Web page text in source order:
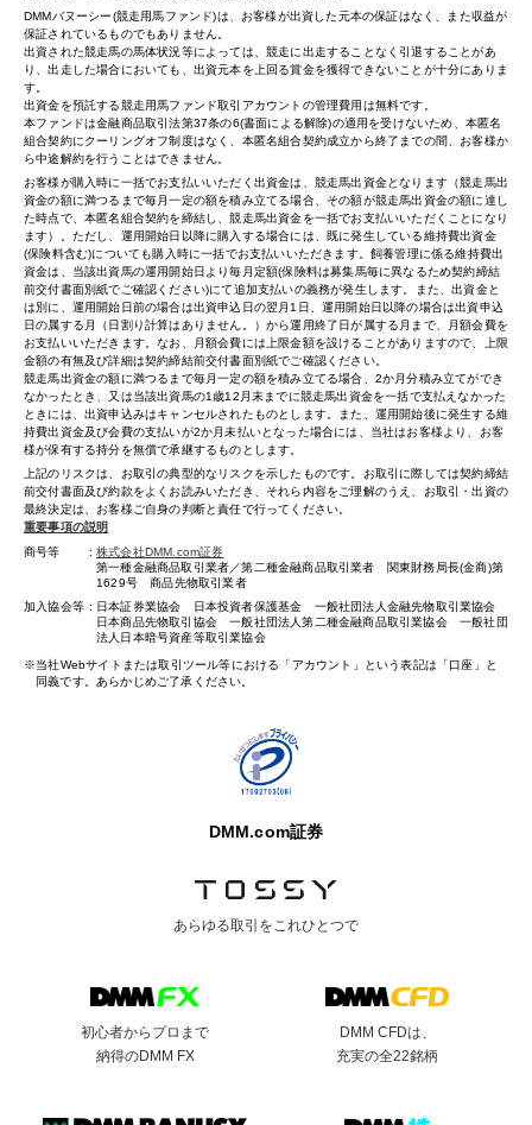
DMMバヌーシー(競走用馬ファンド)は、お客様が出資した元本の保証はなく、また収益が
保証されているものでもありません。
出資された競走馬の馬体状況等によっては、競走に出走することなく引退することがあ
り、出走した場合においても、出資元本を上回る賞金を獲得できないことが十分にありま
す。
出資金を預託する競走用馬ファンド取引アカウントの管理費用は無料です。
本ファンドは金融商品取引法第37条の6(書面による解除)の適用を受けないため、本匿名
組合契約にクーリングオフ制度はなく、本匿名組合契約成立から終了までの間、お客様か
ら中途解約を行うことはできません。
お客様が購入時に一括でお支払いいただく出資金は、競走馬出資金となります（競走馬出
資金の額に満つるまで毎月一定の額を積み立てる場合、その額が競走馬出資金の額に達し
た時点で、本匿名組合契約を締結し、競走馬出資金を一括でお支払いいただくことになり
ます）。ただし、運用開始日以降に購入する場合には、既に発生している維持費出資金
(保険料含む)についても購入時に一括でお支払いいただきます。飼養管理に係る維持費出
資金は、当該出資馬の運用開始日より毎月定額(保険料は募集馬毎に異なるため契約締結
前交付書面別紙でご確認ください)にて追加支払いの義務が発生します。また、出資金と
は別に、運用開始日前の場合は出資申込日の翌月1日、運用開始日以降の場合は出資申込
日の属する月（日割り計算はありません。）から運用終了日が属する月まで、月額会費を
お支払いいただきます。なお、月額会費には上限金額を設けることがありますので、上限
金額の有無及び詳細は契約締結前交付書面別紙でご確認ください。
競走馬出資金の額に満つるまで毎月一定の額を積み立てる場合、2か月分積み立てができ
なかったとき、又は当該出資馬の1歳12月末までに競走馬出資金を一括で支払えなかった
ときには、出資申込みはキャンセルされたものとします。また、運用開始後に発生する維
持費出資金及び会費の支払いが2か月未払いとなった場合には、当社はお客様より、お客
様が保有する持分を無償で承継するものとします。
上記のリスクは、お取引の典型的なリスクを示したものです。お取引に際しては契約締結
前交付書面及び約款をよくお読みいただき、それら内容をご理解のうえ、お取引・出資の
最終決定は、お客様ご自身の判断と責任で行ってください。
重要事項の説明
商号等
株式会社DMM.com証券
第一種金融商品取引業者／第二種金融商品取引業者 関東財務局長(金商)第
1629号 商品先物取引業者
加入協会等
日本証券業協会 日本投資者保護基金 一般社団法人金融先物取引業協会
日本商品先物取引協会 一般社団法人第二種金融商品取引業協会 一般社団
法人日本暗号資産等取引業協会
当社Webサイトまたは取引ツール等における「アカウント」という表記は「口座」と
同義です。あらかじめご了承ください。
DMM.com証券
あらゆる取引を これひとつで
初心者からプロまで
納得のDMM FX
DMM CFDは、
充実の全22銘柄